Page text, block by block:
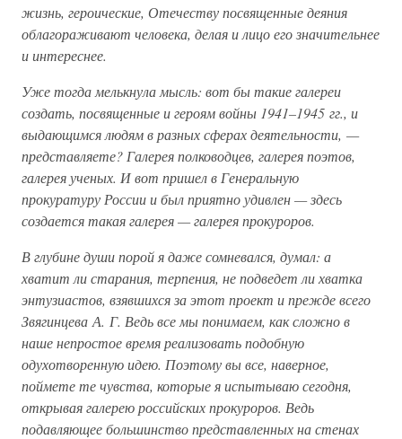
жизнь, героические, Отечеству посвященные деяния
облагораживают человека, делая и лицо его значительнее
и интереснее.
Уже тогда мелькнула мысль: вот бы такие галереи
создать, посвященные и героям войны 1941–1945 гг., и
выдающимся людям в разных сферах деятельности, —
представляете? Галерея полководцев, галерея поэтов,
галерея ученых. И вот пришел в Генеральную
прокуратуру России и был приятно удивлен — здесь
создается такая галерея — галерея прокуроров.
В глубине души порой я даже сомневался, думал: а
хватит ли старания, терпения, не подведет ли хватка
энтузиастов, взявшихся за этот проект и прежде всего
Звягинцева А. Г. Ведь все мы понимаем, как сложно в
наше непростое время реализовать подобную
одухотворенную идею. Поэтому вы все, наверное,
поймете те чувства, которые я испытываю сегодня,
открывая галерею российских прокуроров. Ведь
подавляющее большинство представленных на стенах